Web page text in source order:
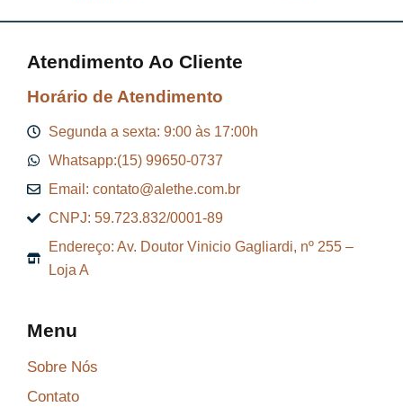
Atendimento Ao Cliente
Horário de Atendimento
Segunda a sexta: 9:00 às 17:00h
Whatsapp:(15) 99650-0737
Email: contato@alethe.com.br
CNPJ: 59.723.832/0001-89
Endereço: Av. Doutor Vinicio Gagliardi, nº 255 –
Loja A
Menu
Sobre Nós
Contato